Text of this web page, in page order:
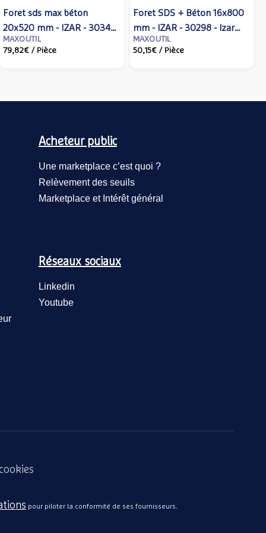
Foret sds max béton
20x520 mm - IZAR - 30344
- Maxoutil
MAXOUTIL
79,82€ / Pièce
Foret SDS + Béton 16x800
mm - IZAR - 30298 - Izar
cutting tools
MAXOUTIL
50,15€ / Pièce
Acheteur public
Une marketplace c’est quoi ?
Relèvement des seuils
Marketplace et Intérêt général
Réseaux sociaux
Linkedin
Youtube
pour piloter la conformité de ses fournisseurs.